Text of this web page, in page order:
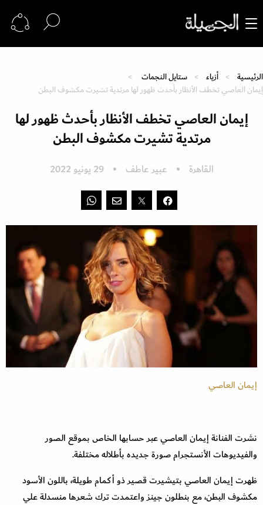
الرئيسية أزياء
ستايل النجمات
إيمان العاصي تخطف الأنظار بأحدث ظهور لها مرتدية تشيرت مكشوف البطن
إيمان العاصي تخطف الأنظار بأحدث ظهور لها
مرتدية تشيرت مكشوف البطن
القاهرة عبير عاطف 29 يونيو 2022
إيمان العاصي
نشرت الفنانة إيمان العاصي عبر حسابها الخاص بموقع الصور
والفيديوهات الأنستجرام صورة جديده بأطلاله مختلفة.
ظهرت إيمان العاصي بتيشيرت قصير ذو أكمام طويلة، باللون الأسود
مكشوف البطن، مع بنطلون جينز واعتمدت ترك شعرها منسدلة علي